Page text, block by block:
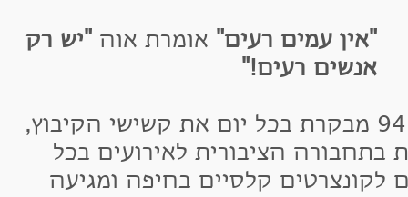
עמים רעים"אומרת אוה "יש רק
רעים!"
שחגגה הקיץ יומולדת 94 מבקרת בכל יום את קשישי הקיבוץ,
הציבורית לאירועים בכל
קלסיים בחיפה ומגיעה